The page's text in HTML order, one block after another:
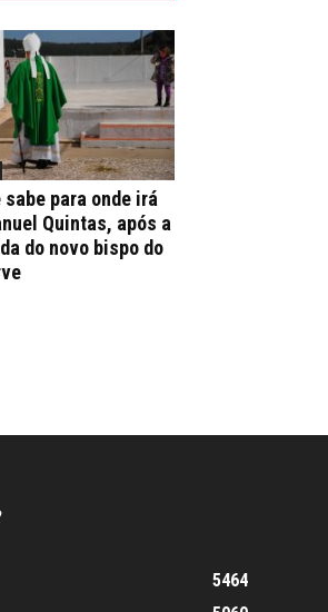
sabe para onde irá
Quintas, após a
do novo bispo do
5464